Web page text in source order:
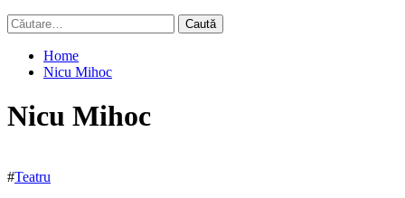
Caută
după:
Home
Nicu Mihoc
Nicu Mihoc
#Teatru